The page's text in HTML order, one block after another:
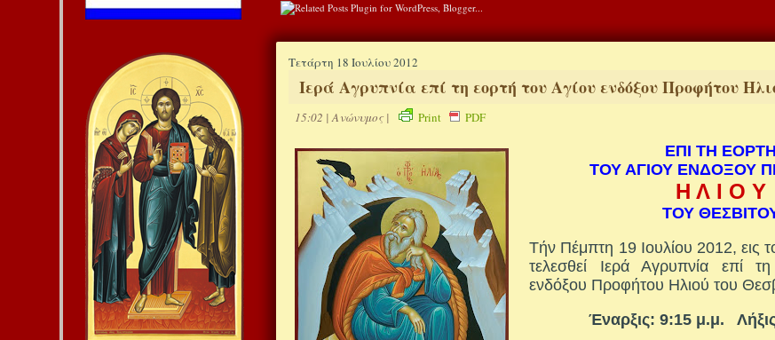
Τετάρτη 18 Ιουλίου 2012
Ιερά Αγρυπνία επί τη εορτή του Αγίου ενδόξου Προφήτου
15:02 |Ανώνυμος | Print PDF
ΕΠΙ ΤΗ ΕΟΡΤΗ
ΤΟΥ ΑΓΙΟΥ ΕΝΔΟΞΟΥ
Η Λ Ι Ο Υ
ΤΟΥ
Τήν Πέμπτη 19 Ιουλίου 2012, εις
τελεσθεί Ιερά Αγρυπνία επί
ενδόξου Προφήτου Ηλιού του
Έναρξις: 9:15 μ.μ.